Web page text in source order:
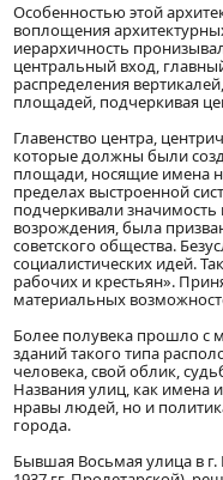
Особенностью этой
воплощения
иерархичность
центральный вход,
распределения
площадей, подчеркивая
Главенство центра,
которые должны были
площади, носящие имена
пределах выстроенной
подчеркивали значимость
возрождения, была
советского общества.
социалистических идей.
рабочих и крестьян».
материальных
Более полувека прошло с
зданий такого типа
человека, свой облик,
Названия улиц, как имена
нравы людей, но и
города.
Бывшая Восьмая улица в г.